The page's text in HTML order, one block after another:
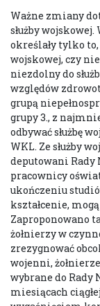
Ważne zmiany
służby
określały tylko to,
wojskowej, czy
niezdolny do
względów
grupą
grupy 3., z
odbywać służbę
WKL. Ze służby
deputowani Rady
pracownicy
ukończeniu
kształcenie,
Zaproponowano
żołnierzy w
zrezygnować
wojenni,
wybrane do Rady
miesiącach